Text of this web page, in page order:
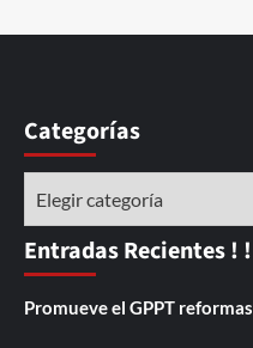
Categorías
Entradas Recientes !
Promueve el GPPT